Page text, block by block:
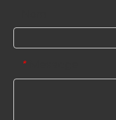
*